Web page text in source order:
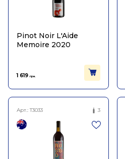
Pinot Noir L'Aide
Memoire 2020
1 619 грн.
Арт.:T3033 3